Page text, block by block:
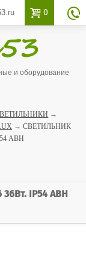
 0 
и оборудование
→
→ СВЕТИЛЬНИК
АВН
IP54 АВН